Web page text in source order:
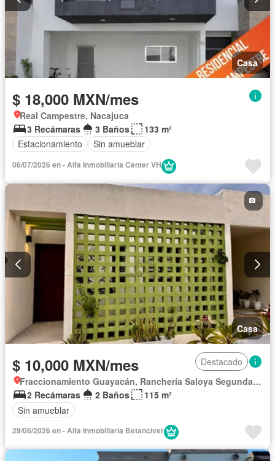
Casa
$ 18,000 MXN/mes
Real Campestre, Nacajuca
3 Recámaras
3 Baños
133 m²
Estacionamiento
Sin amueblar
06/07/2026 en - Alfa Inmobiliaria Center VH
Casa
$ 10,000 MXN/mes
Destacado
Fraccionamiento Guayacán, Ranchería Saloya Segunda Sección, El Zapote
2 Recámaras
2 Baños
115 m²
Sin amueblar
29/06/2026 en - Alfa Inmobiliaria Betanciver